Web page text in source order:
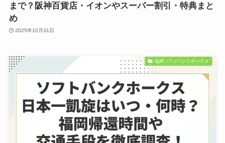
まで？阪神百貨店・イオンやスーパー割引・特典まと
め
2025年10月31日
福岡ソフトバンクホークス